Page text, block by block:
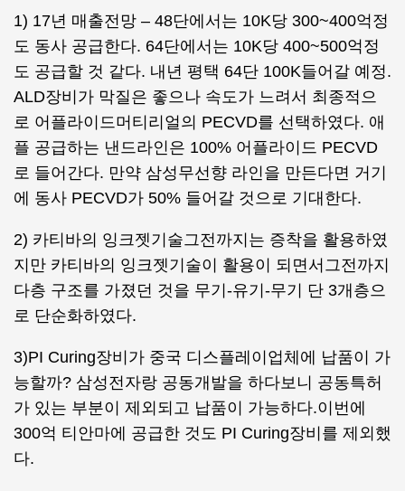
1) 17년 매출전망 – 48단에서는 10K당 300~400억정
도 동사 공급한다. 64단에서는 10K당 400~500억정
도 공급할 것 같다. 내년 평택 64단 100K들어갈 예정.
ALD장비가 막질은 좋으나 속도가 느려서 최종적으
로 어플라이드머티리얼의 PECVD를 선택하였다. 애
플 공급하는 낸드라인은 100% 어플라이드 PECVD
로 들어간다. 만약 삼성무선향 라인을 만든다면 거기
에 동사 PECVD가 50% 들어갈 것으로 기대한다.
2) 카티바의 잉크젯기술그전까지는 증착을 활용하였
지만 카티바의 잉크젯기술이 활용이 되면서그전까지
다층 구조를 가졌던 것을 무기-유기-무기 단 3개층으
로 단순화하였다.
3)PI Curing장비가 중국 디스플레이업체에 납품이 가
능할까? 삼성전자랑 공동개발을 하다보니 공동특허
가 있는 부분이 제외되고 납품이 가능하다.이번에
300억 티안마에 공급한 것도 PI Curing장비를 제외했
다.